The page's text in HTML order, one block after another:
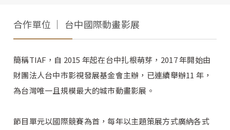
合作單位 │ 台中國際動畫影展
簡稱TIAF，自 2015 年起在台中扎根萌芽，2017 年開始由
財團法人台中市影視發展基金會主辦，已連續舉辦11 年，
為台灣唯一且規模最大的城市動畫影展。
節目單元以國際競賽為首，每年以主題策展方式廣納各式